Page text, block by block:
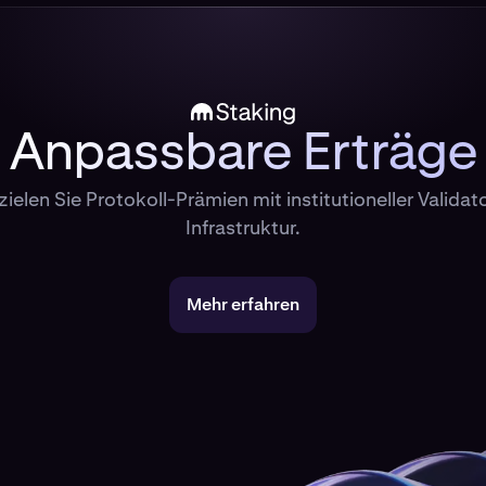
Anpassbare Erträge
Sie Protokoll-Prämien mit institutioneller
Infrastruktur.
Mehr erfahren